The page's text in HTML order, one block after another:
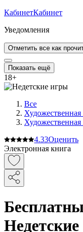
КабинетКабинет
Уведомления
Отметить все как
Показать ещё
18+
Все
Художественная
4.33Оценить
Электронная книга